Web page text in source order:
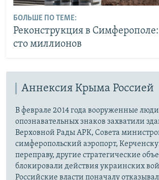
БОЛЬШЕ ПО ТЕМЕ:
Реконструкция в
сто миллионов
Аннексия Крыма Россией
В феврале 2014 года вооруженные
опознавательных знаков захватили
Верховной Рады АРК, Совета
симферопольский аэропорт,
переправу, другие стратегические
блокировали действия украинских
Российские власти поначалу